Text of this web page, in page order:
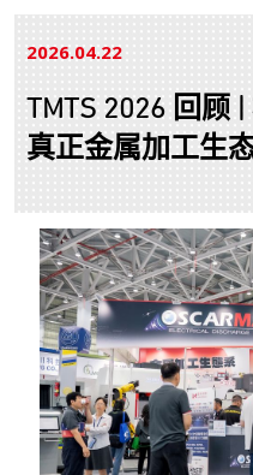
2026.0422
TMTS 2026 回顾
真正金属加工生